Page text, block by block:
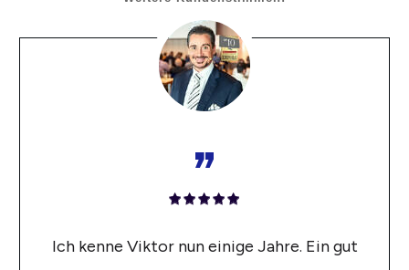
„
Ich kenne Viktor nun einige Jahre. Ein gut